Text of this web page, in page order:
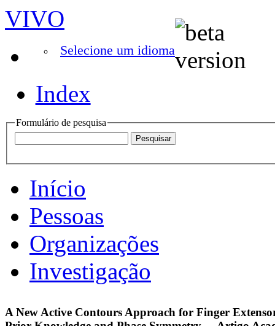
VIVO
Selecione um idioma
Index
Formulário de pesquisa
Início
Pessoas
Organizações
Investigação
A New Active Contours Approach for Finger